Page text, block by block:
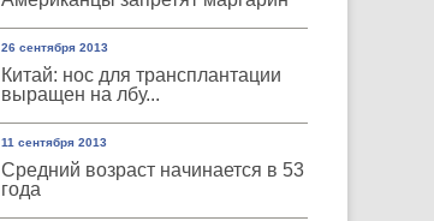
26 сентября 2013
Китай: нос для трансплантации
выращен на лбу...
11 сентября 2013
Средний возраст начинается в 53
года